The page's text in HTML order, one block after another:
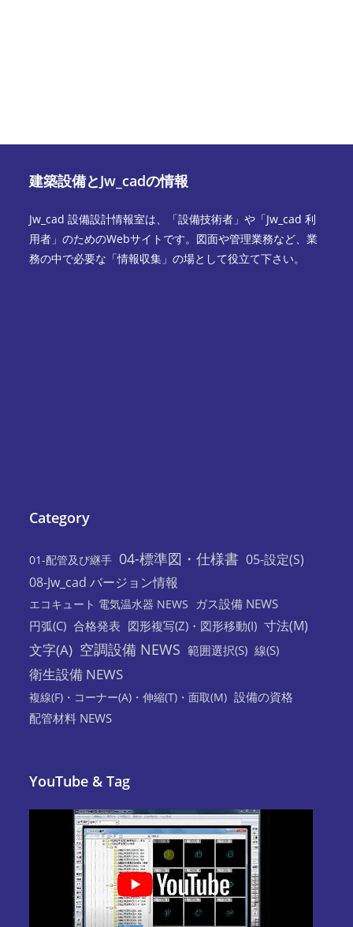
建築設備とJw_cadの情報
Jw_cad 設備設計情報室は、「設備技術者」や「Jw_cad 利
用者」のためのWebサイトです。図面や管理業務など、業
務の中で必要な「情報収集」の場として役立て下さい。
Category
01-配管及び継手 04-標準図・仕様書 05-設定(S)
08-Jw_cad バージョン情報
エコキュート 電気温水器 NEWS
ガス設備 NEWS
円弧(C) 合格発表 図形複写(Z)・図形移動(I) 寸法(M)
文字(A) 空調設備 NEWS 範囲選択(S) 線(S)
衛生設備 NEWS
複線(F)・コーナー(A)・伸縮(T)・面取(M) 設備の資格
配管材料 NEWS
YouTube & Tag